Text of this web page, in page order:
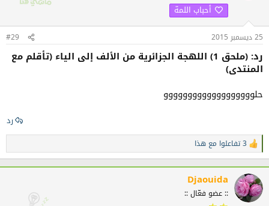
:
أحباب اللمة
25 ديسمبر 2015 #29
رد: (ملحق 1) اللهجة الجزائرية من الألف إلى الياء (تأقلم مع
المنتدى)
حلووووووووووووووووووو
رد
ا
ل
ت
ف
ا
ع
3 تفاعلوا مع هذا
Djaouida
:: عضو فعّال ::